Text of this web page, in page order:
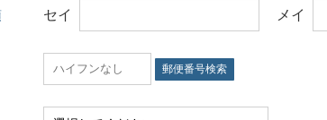
セイ メイ
郵便番号検索